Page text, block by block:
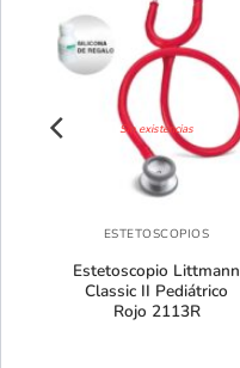
Sin existencias
ESTETOSCOPIOS
Estetoscopio Littmann
Classic II Pediátrico
Rojo 2113R